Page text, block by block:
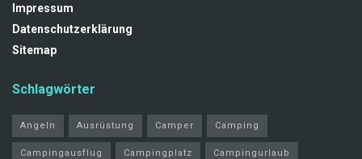
Impressum
Datenschutzerklärung
Sitemap
Schlagwörter
Angeln Ausrüstung Camper Camping
Campingausflug Campingplatz Campingurlaub